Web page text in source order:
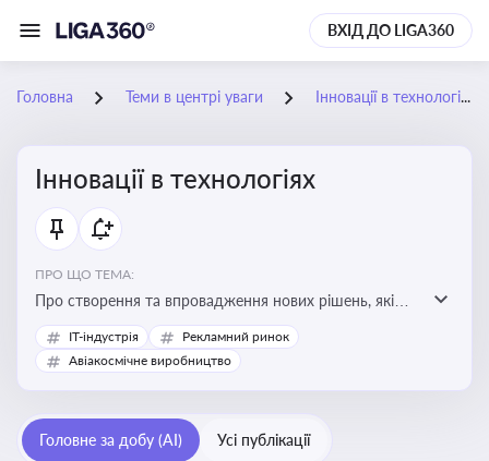
ВХІД ДО LIGA360
Головна Теми в центрі уваги Інновації в технологіях
Інновації в технологіях
ПРО ЩО ТЕМА:
Про створення та впровадження нових рішень, які
покращують ефективність, функціональність або
можливості технологічних продуктів і процесів.
IT-індустрія
Рекламний ринок
Авіакосмічне виробництво
Головне за добу (AI) Усі публікації